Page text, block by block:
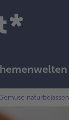
naturbelassen